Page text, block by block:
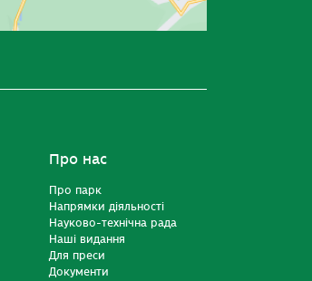
Про нас
Про парк
Напрямки діяльності
Науково-технічна рада
Наші видання
Для преси
Документи